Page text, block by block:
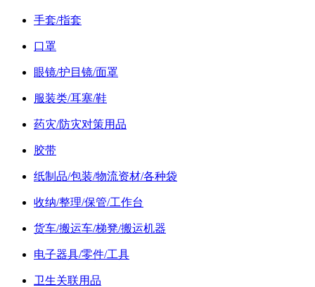
手套/指套
口罩
眼镜/护目镜/面罩
服装类/耳塞/鞋
药灾/防灾对策用品
胶带
纸制品/包装/物流资材/各种袋
收纳/整理/保管/工作台
货车/搬运车/梯凳/搬运机器
电子器具/零件/工具
卫生关联用品